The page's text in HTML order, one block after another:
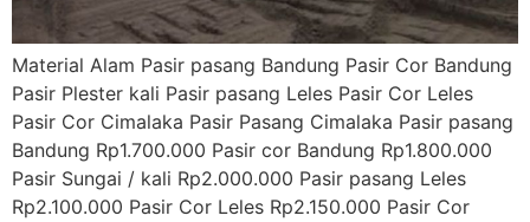
Material Alam Pasir pasang Bandung Pasir Cor Bandung
Pasir Plester kali Pasir pasang Leles Pasir Cor Leles
Pasir Cor Cimalaka Pasir Pasang Cimalaka Pasir pasang
Bandung Rp1.700.000 Pasir cor Bandung Rp1.800.000
Pasir Sungai / kali Rp2.000.000 Pasir pasang Leles
Rp2.100.000 Pasir Cor Leles Rp2.150.000 Pasir Cor